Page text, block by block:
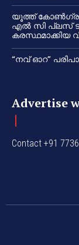
യൂത്ത്
എൽ സി പ്ലസ് ടു
കരസ്ഥമാക്കിയ
“നവ് ഓറ”
Advertise
Contact +91